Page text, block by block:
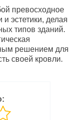
превосходное
и эстетики, делая
типов зданий.
решением для
своей кровли.